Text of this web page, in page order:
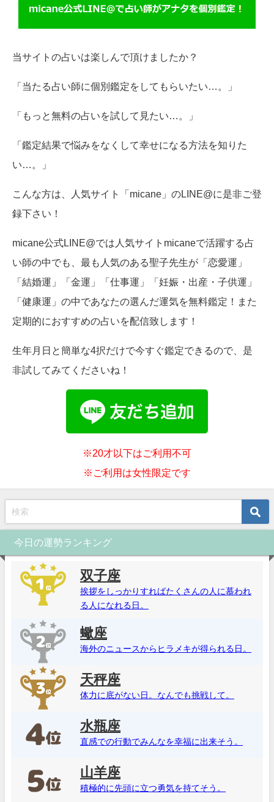
当サイトの占いは楽しんで頂けましたか？
「当たる占い師に個別鑑定をしてもらいたい…。」
「もっと無料の占いを試して見たい…。」
「鑑定結果で悩みをなくして幸せになる方法を知りた
い…。」
こんな方は、人気サイト「micane」のLINE@に是非ご登
録下さい！
micane公式LINE@では人気サイトmicaneで活躍する占
い師の中でも、最も人気のある聖子先生が「恋愛運」
「結婚運」「金運」「仕事運」「妊娠・出産・子供運」
「健康運」の中であなたの選んだ運気を無料鑑定！また
定期的におすすめの占いを配信致します！
生年月日と簡単な4択だけで今すぐ鑑定できるので、是
非試してみてくださいね！
※20才以下はご利用不可
※ご利用は女性限定です
今日の運勢ランキング
双子座
挨拶をしっかりすればたくさんの人に慕われ
る人になれる日。
蠍座
海外のニュースからヒラメキが得られる日。
天秤座
体力に底がない日。なんでも挑戦して。
水瓶座
直感での行動でみんなを幸福に出来そう。
山羊座
積極的に先頭に立つ勇気を持てそう。